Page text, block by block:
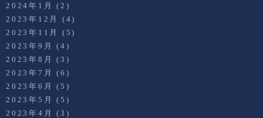
2024年1月
(2)
2023年12月
(4)
2023年11月
(5)
2023年9月
(4)
2023年8月
(3)
2023年7月
(6)
2023年6月
(5)
2023年5月
(5)
2023年4月
(3)